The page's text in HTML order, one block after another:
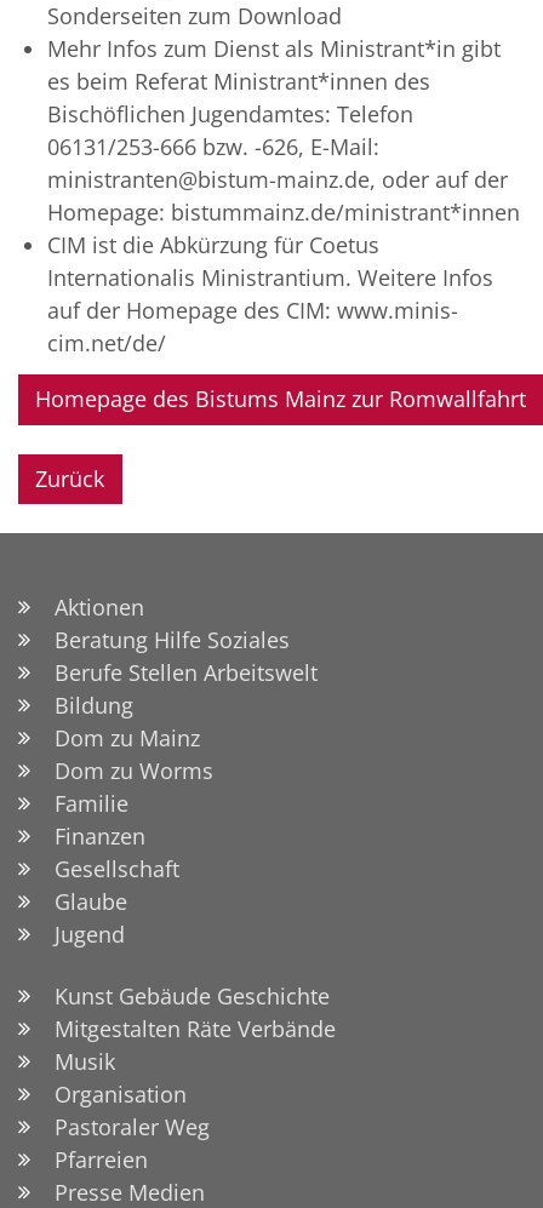
Sonderseiten zum Download
Mehr Infos zum Dienst als Ministrant*in gibt
es beim Referat Ministrant*innen des
Bischöflichen Jugendamtes: Telefon
06131/253-666 bzw. -626, E-Mail:
ministranten@bistum-mainz.de, oder auf der
Homepage: bistummainz.de/ministrant*innen
CIM ist die Abkürzung für Coetus
Internationalis Ministrantium. Weitere Infos
auf der Homepage des CIM: www.minis-
cim.net/de/
Homepage des Bistums Mainz zur Romwallfahrt
Zurück
Aktionen
Beratung Hilfe Soziales
Berufe Stellen Arbeitswelt
Bildung
Dom zu Mainz
Dom zu Worms
Familie
Finanzen
Gesellschaft
Glaube
Jugend
Kunst Gebäude Geschichte
Mitgestalten Räte Verbände
Musik
Organisation
Pastoraler Weg
Pfarreien
Presse Medien